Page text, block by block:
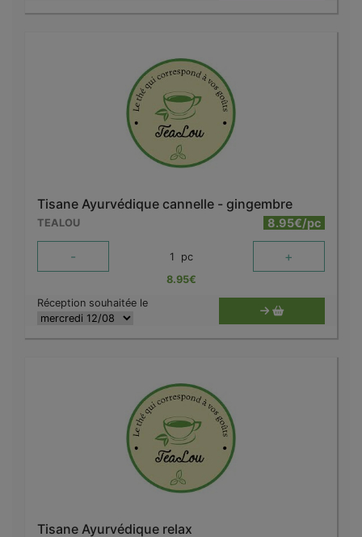
Tisane Ayurvédique cannelle - gingembre
TEALOU 8.95€/pc
- 1 pc +
8.95€
Réception souhaitée le
Tisane Ayurvédique relax